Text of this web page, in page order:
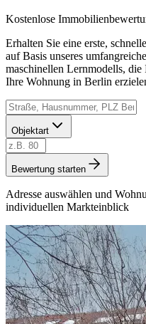
Kostenlose
Erhalten Sie eine erste,
auf Basis unseres
maschinellen Lernmodells,
Ihre Wohnung in Berlin
Objektart
Bewertung starten
Adresse auswählen und
individuellen Markteinblick